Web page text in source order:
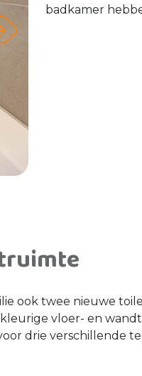
badkamer
ook twee nieuwe
vloer- en
drie verschillende